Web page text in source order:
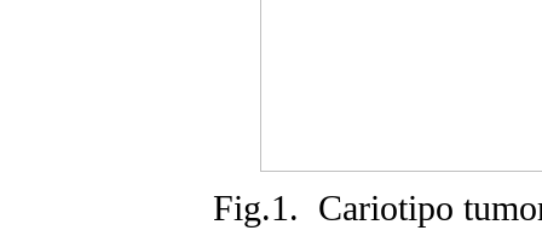
Fig.1. Cariotipo